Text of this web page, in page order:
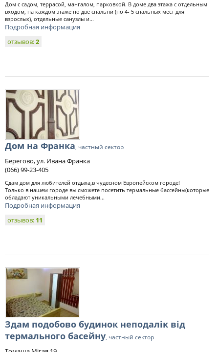
Дом с садом, террасой, мангалом, парковкой. В доме два этажа с отдельным
входом, на каждом этаже по две спальни (по 4- 5 спальных мест для
взрослых), отдельные санузлы и...
Подробная информация
отзывов:2
Дом на Франка, частный сектор
Берегово, ул. Ивана Франка
(066) 99-23-405
Сдам дом для любителей отдыха,в чудесном Европейском городе!
Только в нашем городе вы сможете посетить термальные бассейны(которые
обладают уникальными лечебными...
Подробная информация
отзывов: 11
Здам подобово будинок неподалік від
термального басейну, частный сектор